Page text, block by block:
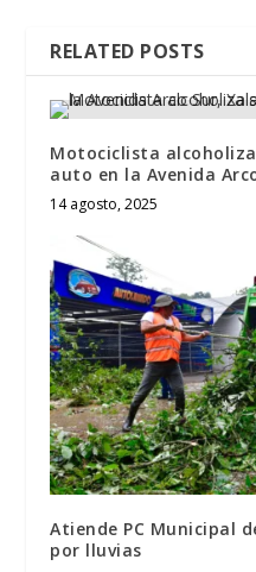
RELATED POSTS
Motociclista
auto en la Avenida
14 agosto, 2025
Atiende PC Municipal
por lluvias